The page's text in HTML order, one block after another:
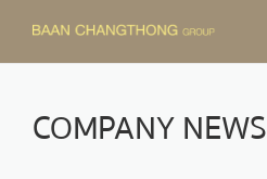
content
COMPANY NEWS